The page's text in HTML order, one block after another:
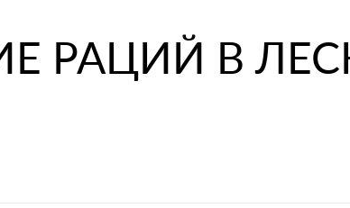
РАЦИЙ В